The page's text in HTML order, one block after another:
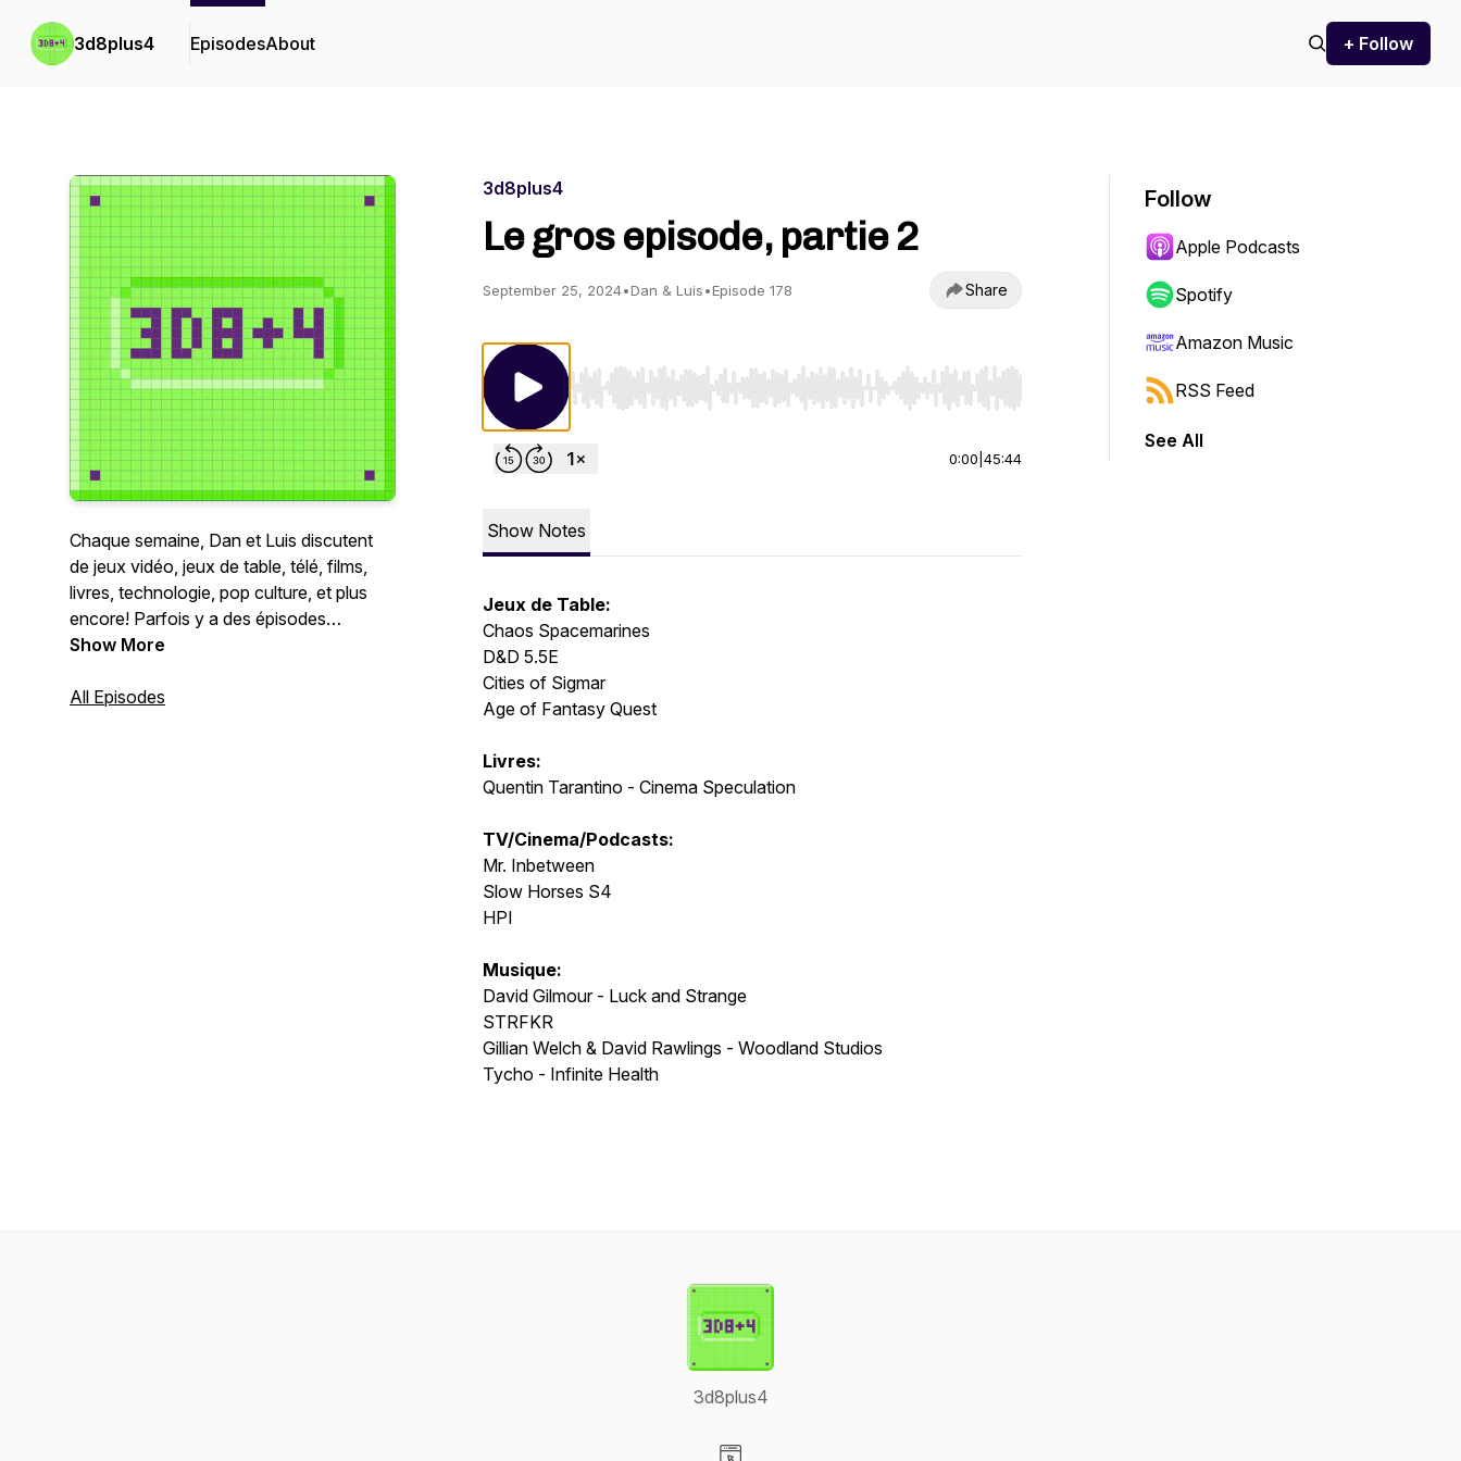
3d8plus4 EpisodesAbout + Follow
Chaque semaine, Dan et Luis discutent
de jeux vidéo, jeux de table, télé, films,
livres, technologie, pop culture, et plus
encore! Parfois y a des épisodes
spéciaux sur des sujets plus précis,
Show More
All Episodes
3d8plus4
Le gros episode, partie 2
September 25, 2024•Dan & Luis•Episode 178 Share
Use Left/Right to seek, Home/End to jump to start or end. Hold shift to jump forward or backward.
0:00 45:44
Show Notes
Jeux de Table:
Chaos Spacemarines
D&D 5.5E
Cities of Sigmar
Age of Fantasy Quest
Livres:
Quentin Tarantino - Cinema Speculation
TV/Cinema/Podcasts:
Mr. Inbetween
Slow Horses S4
HPI
Musique:
David Gilmour - Luck and Strange
STRFKR
Gillian Welch & David Rawlings - Woodland Studios
Tycho - Infinite Health
Follow
Apple Podcasts
Spotify
Amazon Music
RSS Feed
See All
3d8plus4